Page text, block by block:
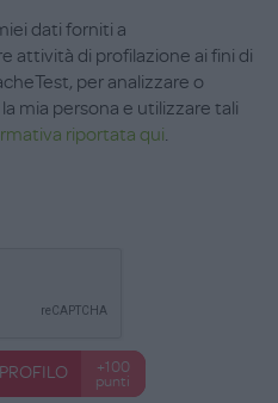
dati forniti a
attività di profilazione ai fini di
per analizzare o
mia persona e utilizzare tali
riportata qui.
+100
punti